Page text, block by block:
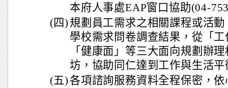
本府人事處EAP窗口協助(04-
(四) 規劃員工需求之相關課程或活
學校需求問卷調查結果，從「
「健康面」等三大面向規劃辦
坊，協助同仁達到工作與生活平
(五)各項諮詢服務資料全程保密，